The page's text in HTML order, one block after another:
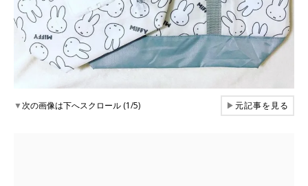
▼次の画像は下へスクロール (1/5) ▶元記事を見る